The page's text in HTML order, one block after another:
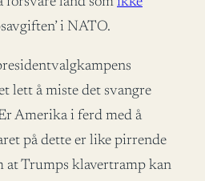
i NATO.
lett å miste det svangre
Amerika i ferd med å
på dette er like pirrende
at Trumps klavertramp kan